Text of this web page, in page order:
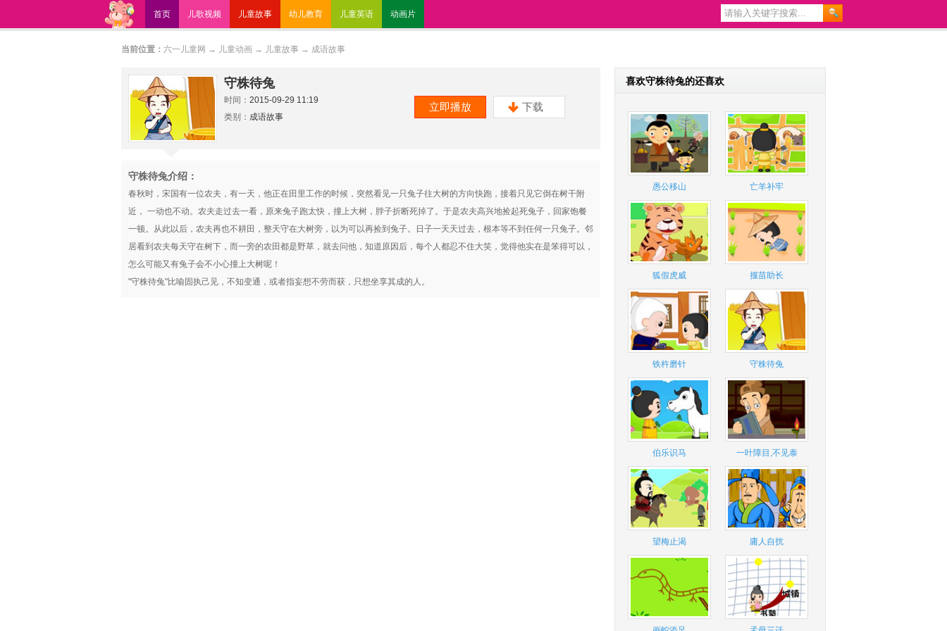
首页 儿歌视频 儿童故事 幼儿教育 儿童英语 动画片
当前位置： 六一儿童网 → 儿童动画 → 儿童故事 → 成语故事
守株待兔
时间： 2015-09-29 11:19
类别： 成语故事
立即播放 下载
守株待兔介绍：
春秋时，宋国有一位农夫，有一天，他正在田里工作的时候，突然看见一只兔子往大树的方向快跑，接着只见它倒在树干附
近， 一动也不动。农夫走过去一看，原来兔子跑太快，撞上大树，脖子折断死掉了。于是农夫高兴地捡起死兔子，回家饱餐
一顿。从此以后，农夫再也不耕田，整天守在大树旁，以为可以再捡到兔子。日子一天天过去，根本等不到任何一只兔子。邻
居看到农夫每天守在树下，而一旁的农田都是野草，就去问他，知道原因后，每个人都忍不住大笑，觉得他实在是笨得可以，
怎么可能又有兔子会不小心撞上大树呢！
"守株待兔"比喻固执己见，不知变通，或者指妄想不劳而获，只想坐享其成的人。
喜欢守株待兔的还喜欢
愚公移山 亡羊补牢
狐假虎威 揠苗助长
铁杵磨针 守株待兔
伯乐识马 一叶障目,不见泰
望梅止渴 庸人自扰